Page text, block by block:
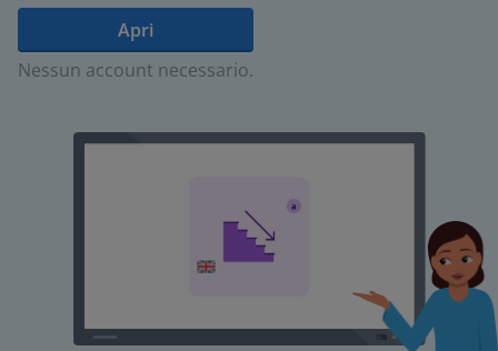
Apri
Nessun account necessario.